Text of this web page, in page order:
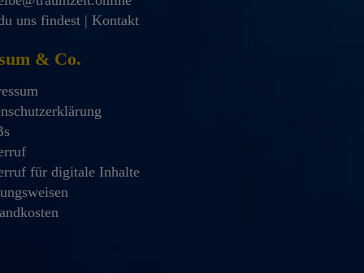
uns findest | Kontakt
& Co.
für digitale Inhalte